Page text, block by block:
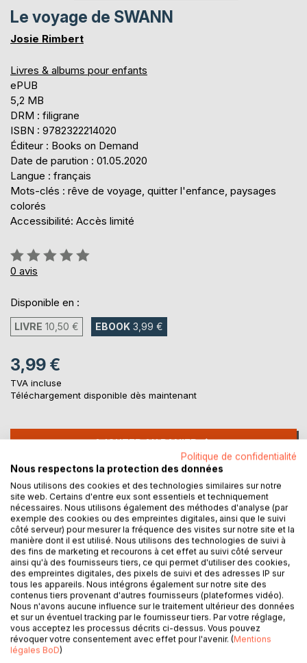
Le voyage de SWANN
Josie Rimbert
Livres & albums pour enfants
ePUB
5,2 MB
DRM : filigrane
ISBN : 9782322214020
Éditeur : Books on Demand
Date de parution : 01.05.2020
Langue : français
Mots-clés : rêve de voyage, quitter l'enfance, paysages
colorés
Accessibilité: Accès limité
Évaluation:
0%
0 avis
Disponible en :
LIVRE 10,50 € EBOOK 3,99 €
3,99 €
TVA incluse
Téléchargement disponible dès maintenant
AJOUTER AU PANIER
Ajouter à ma liste d'envies
Laisser un avis
DESCRIPTION
"Le voyage de Swann" s'apparente à une allégorie :
- quitter l'enfance, pour une destination inconnue,
Politique de confidentialité
Nous respectons la protection des données
Nous utilisons des cookies et des technologies similaires sur notre
site web. Certains d'entre eux sont essentiels et techniquement
nécessaires. Nous utilisons également des méthodes d'analyse (par
exemple des cookies ou des empreintes digitales, ainsi que le suivi
côté serveur) pour mesurer la fréquence des visites sur notre site et la
manière dont il est utilisé. Nous utilisons des technologies de suivi à
des fins de marketing et recourons à cet effet au suivi côté serveur
ainsi qu'à des fournisseurs tiers, ce qui permet d'utiliser des cookies,
des empreintes digitales, des pixels de suivi et des adresses IP sur
tous les appareils. Nous intégrons également sur notre site des
contenus tiers provenant d'autres fournisseurs (plateformes vidéo).
Nous n'avons aucune influence sur le traitement ultérieur des données
et sur un éventuel tracking par le fournisseur tiers. Par votre réglage,
vous acceptez les processus décrits ci-dessus. Vous pouvez
révoquer votre consentement avec effet pour l'avenir. (Mentions
légales BoD)